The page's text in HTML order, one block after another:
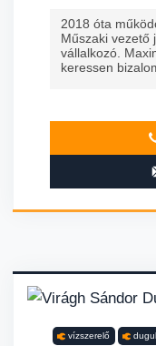
2018 óta
Műszaki vezető
vállalkozó.
keressen
vízszerelő